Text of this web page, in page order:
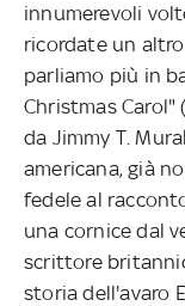
innumerevoli
ricordate un
parliamo più in
Christmas
da Jimmy T.
americana, già
fedele al
una cornice dal
scrittore
storia dell'avaro